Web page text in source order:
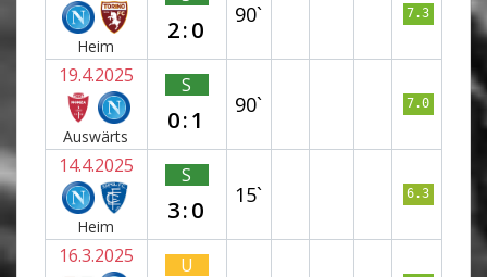
Heim
2:0
90` 7.3
19.4.2025
Auswärts
S
0:1
90` 7.0
14.4.2025
Heim
S
3:0
15` 6.3
16.3.2025 U